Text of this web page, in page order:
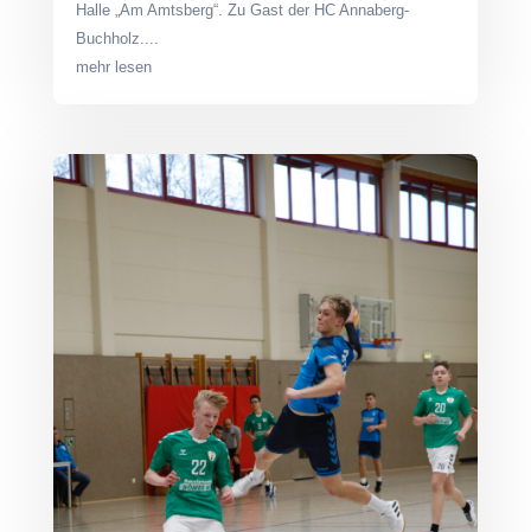
Halle „Am Amtsberg“. Zu Gast der HC Annaberg-
Buchholz....
mehr lesen